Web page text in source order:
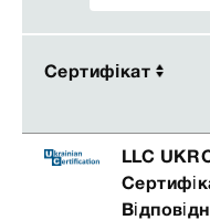
Сертифікат
Сертифікат
LLC